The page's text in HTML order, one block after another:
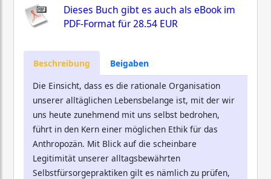
Dieses Buch gibt es auch als eBook im
PDF-Format für28.54 EUR
Beschreibung
Beigaben
Die Einsicht, dass es die rationale Organisation
unserer alltäglichen Lebensbelange ist, mit der wir
uns heute zunehmend mit uns selbst bedrohen,
führt in den Kern einer möglichen Ethik für das
Anthropozän. Mit Blick auf die scheinbare
Legitimität unserer alltagsbewährten
Selbstfürsorgepraktiken gilt es nämlich zu prüfen,